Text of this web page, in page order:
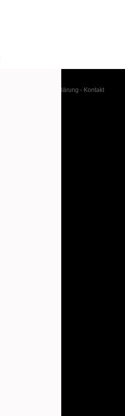
Datenschutzerklärung - Kontakt